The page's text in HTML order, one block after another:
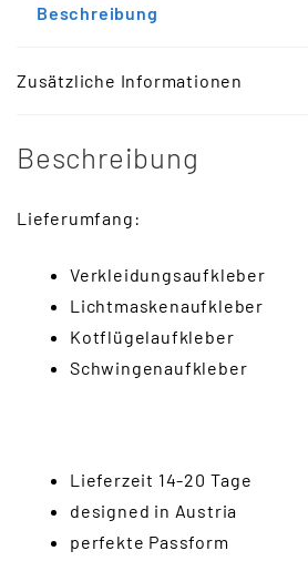
Beschreibung
Zusätzliche Informationen
Beschreibung
Lieferumfang:
Verkleidungsaufkleber
Lichtmaskenaufkleber
Kotflügelaufkleber
Schwingenaufkleber
Lieferzeit 14-20 Tage
designed in Austria
perfekte Passform